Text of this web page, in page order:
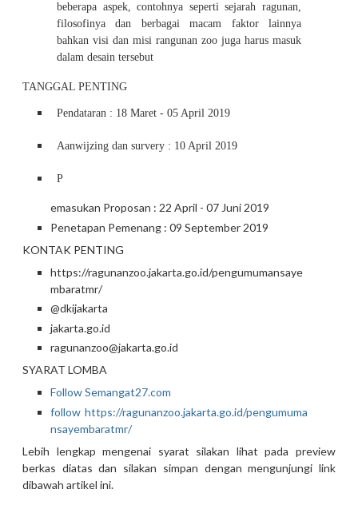
beberapa aspek, contohnya seperti sejarah ragunan,
filosofinya dan berbagai macam faktor lainnya
bahkan visi dan misi rangunan zoo juga harus masuk
dalam desain tersebut
TANGGAL PENTING
Pendataran : 18 Maret - 05 April 2019
Aanwijzing dan survery : 10 April 2019
P
emasukan Proposan : 22 April - 07 Juni 2019
Penetapan Pemenang : 09 September 2019
KONTAK PENTING
https://ragunanzoo.jakarta.go.id/pengumumansaye
mbaratmr/
@dkijakarta
jakarta.go.id
ragunanzoo@jakarta.go.id
SYARAT LOMBA
Follow Semangat27.com
follow https://ragunanzoo.jakarta.go.id/pengumuma
nsayembaratmr/
Lebih lengkap mengenai syarat silakan lihat pada preview
berkas diatas dan silakan simpan dengan mengunjungi link
dibawah artikel ini.